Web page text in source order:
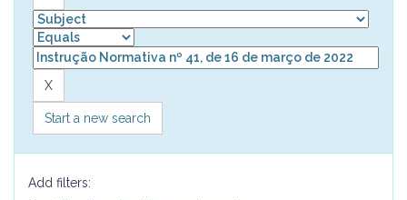
Start a new search
Add filters: